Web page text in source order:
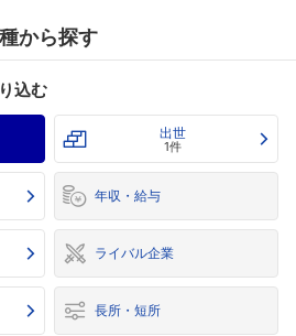
から探す
込む
出世
1件
年収・給与
ライバル企業
長所・短所